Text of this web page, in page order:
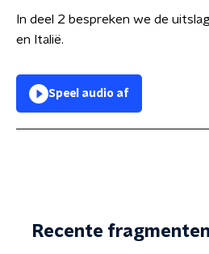
In deel 2 bespreken we de
en Italië.
Speel audio af
Recente fragmenten